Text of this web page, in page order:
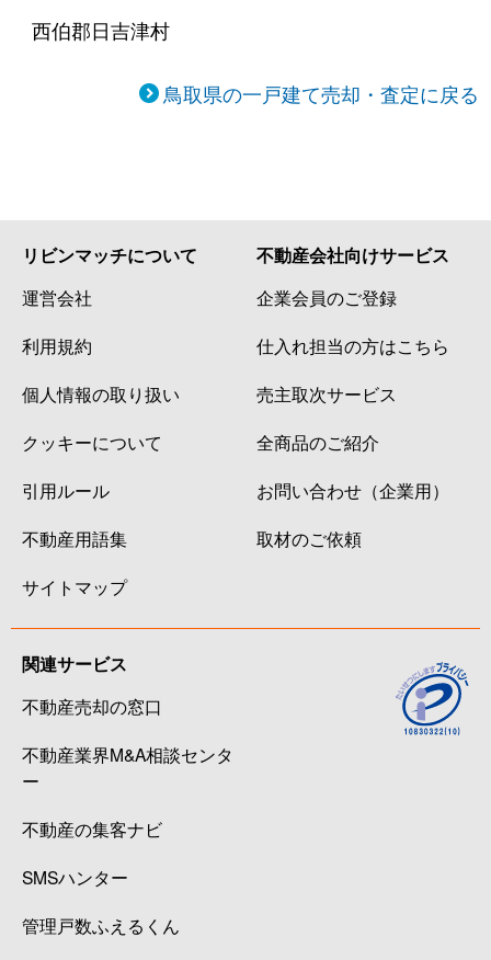
西伯郡日吉津村
鳥取県の一戸建て売却・査定に戻る
リビンマッチについて
運営会社
利用規約
個人情報の取り扱い
クッキーについて
引用ルール
不動産用語集
サイトマップ
不動産会社向けサービス
企業会員のご登録
仕入れ担当の方はこちら
売主取次サービス
全商品のご紹介
お問い合わせ（企業用）
取材のご依頼
関連サービス
不動産売却の窓口
不動産業界M&A相談センタ
ー
不動産の集客ナビ
SMSハンター
管理戸数ふえるくん